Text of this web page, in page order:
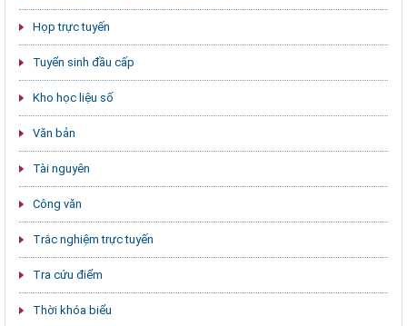
Họp trực tuyến
Tuyển sinh đầu cấp
Kho học liệu số
Văn bản
Tài nguyên
Công văn
Trắc nghiệm trực tuyến
Tra cứu điểm
Thời khóa biểu